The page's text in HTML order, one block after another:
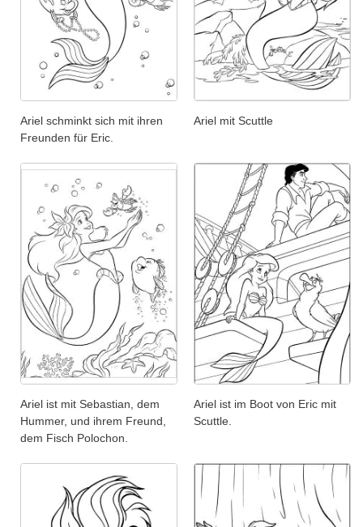
Ariel schminkt sich mit ihren
Freunden für Eric.
Ariel mit Scuttle
Ariel ist mit Sebastian, dem
Hummer, und ihrem Freund,
dem Fisch Polochon.
Ariel ist im Boot von Eric mit
Scuttle.